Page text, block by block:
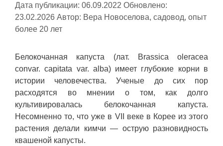
Дата публикации: 06.09.2022 Обновлено:
23.02.2026 Автор: Вера Новоселова, садовод, опыт
более 20 лет
Белокочанная капуста (лат. Brassica oleracea
convar. capitata var. alba) имеет глубокие корни в
истории человечества. Ученые до сих пор
расходятся во мнении о том, как долго
культивировалась белокочанная капуста.
Несомненно то, что уже в VII веке в Корее из этого
растения делали кимчи — острую разновидность
квашеной капусты.